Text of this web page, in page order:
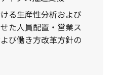
る生産性分析および
た人員配置・営業ス
び働き方改革方針の